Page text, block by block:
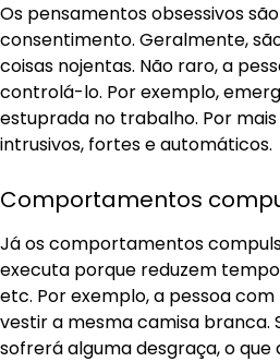
Os pensamentos obsessivos
consentimento. Geralmente,
coisas nojentas. Não raro, a
controlá-lo. Por exemplo,
estuprada no trabalho. Por
intrusivos, fortes e automáticos.
Comportamentos
Já os comportamentos
executa porque reduzem
etc. Por exemplo, a pessoa
vestir a mesma camisa branca.
sofrerá alguma desgraça, o que